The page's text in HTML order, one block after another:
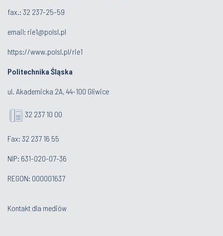
fax.: 32 237-25-59
email: rie1@polsl.pl
https://www.polsl.pl/rie1
Politechnika Śląska
ul. Akademicka 2A, 44-100 Gliwice
32 237 10 00
Fax: 32 237 16 55
NIP: 631-020-07-36
REGON: 000001637
Kontakt dla mediów